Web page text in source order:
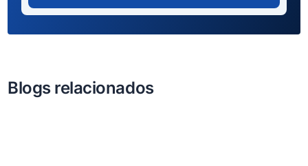
Blogs relacionados